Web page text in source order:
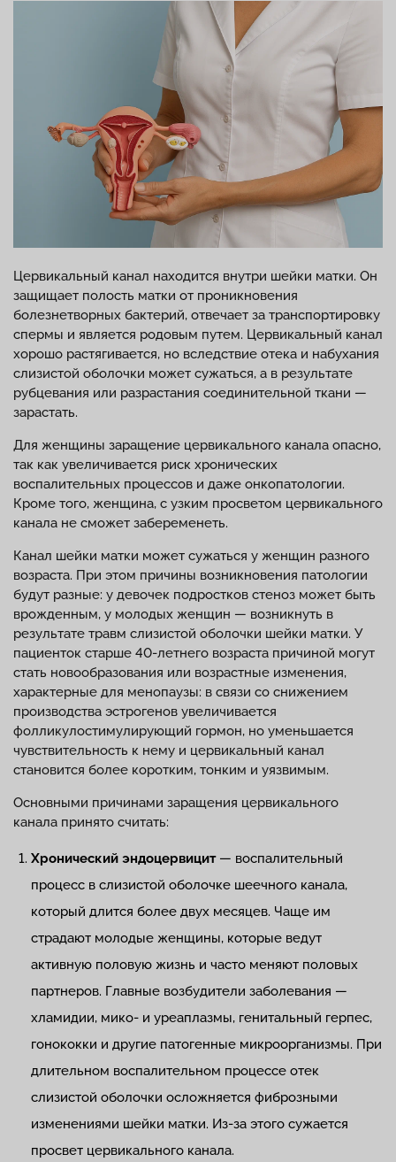
Цервикальный канал находится внутри шейки матки. Он
защищает полость матки от проникновения
болезнетворных бактерий, отвечает за транспортировку
спермы и является родовым путем. Цервикальный канал
хорошо растягивается, но вследствие отека и набухания
слизистой оболочки может сужаться, а в результате
рубцевания или разрастания соединительной ткани —
зарастать.
Для женщины заращение цервикального канала опасно,
так как увеличивается риск хронических
воспалительных процессов и даже онкопатологии.
Кроме того, женщина, с узким просветом цервикального
канала не сможет забеременеть.
Канал шейки матки может сужаться у женщин разного
возраста. При этом причины возникновения патологии
будут разные: у девочек подростков стеноз может быть
врожденным, у молодых женщин — возникнуть в
результате травм слизистой оболочки шейки матки. У
пациенток старше 40-летнего возраста причиной могут
стать новообразования или возрастные изменения,
характерные для менопаузы: в связи со снижением
производства эстрогенов увеличивается
фолликулостимулирующий гормон, но уменьшается
чувствительность к нему и цервикальный канал
становится более коротким, тонким и уязвимым.
Основными причинами заращения цервикального
канала принято считать:
Хронический эндоцервицит— воспалительный
процесс в слизистой оболочке шеечного канала,
который длится более двух месяцев. Чаще им
страдают молодые женщины, которые ведут
активную половую жизнь и часто меняют половых
партнеров. Главные возбудители заболевания —
хламидии, мико- и уреаплазмы, генитальный герпес,
гонококки и другие патогенные микроорганизмы. При
длительном воспалительном процессе отек
слизистой оболочки осложняется фиброзными
изменениями шейки матки. Из-за этого сужается
просвет цервикального канала.